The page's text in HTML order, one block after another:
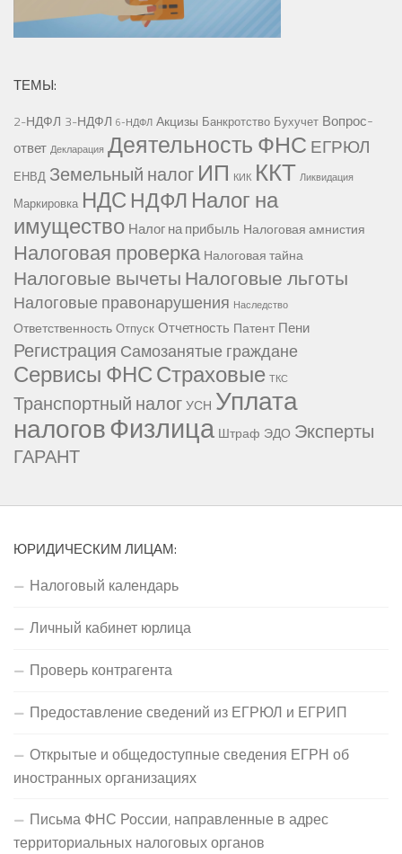
ТЕМЫ:
2-НДФЛ 3-НДФЛ 6-НДФЛ Акцизы Банкротство Бухучет Вопрос-
ответ Декларация Деятельность ФНС ЕГРЮЛ
ЕНВД Земельный налог ИП КИК ККТ Ликвидация
Маркировка НДС НДФЛ Налог на
имущество Налог на прибыль Налоговая амнистия
Налоговая проверка Налоговая тайна
Налоговые вычетыНалоговые льготы
Налоговые правонарушения Наследство
Ответственность Отпуск Отчетность Патент Пени
Регистрация Самозанятые граждане
Сервисы ФНССтраховые ТКС
Транспортный налогУСН Уплата
налоговФизлица Штраф ЭДО Эксперты
ГАРАНТ
ЮРИДИЧЕСКИМ ЛИЦАМ:
Налоговый календарь
Личный кабинет юрлица
Проверь контрагента
Предоставление сведений из ЕГРЮЛ и ЕГРИП
Открытые и общедоступные сведения ЕГРН об
иностранных организациях
Письма ФНС России, направленные в адрес
территориальных налоговых органов